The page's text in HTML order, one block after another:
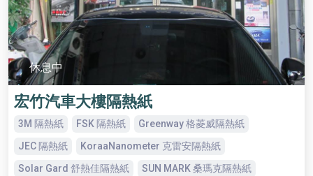
休息中
宏竹汽車大樓隔熱紙
3M 隔熱紙 FSK 隔熱紙
Greenway 格菱威隔熱紙
JEC 隔熱紙
KoraaNanometer 克雷安隔熱紙
Solar Gard 舒熱佳隔熱紙
SUN MARK 桑瑪克隔熱紙